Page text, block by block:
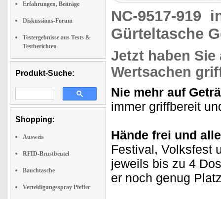
Erfahrungen, Beiträge
Diskussions-Forum
Testergebnisse aus Tests &
Testberichten
Produkt-Suche:
Shopping:
Ausweis
RFID-Brustbeutel
Bauchtasche
Verteidigungsspray Pfeffer
NC-9517-919
Gürteltasche
Jetzt haben
Wertsachen
Nie mehr auf
immer griffbereit
Hände frei und
Festival, Volksfest
jeweils bis zu 4
er noch genug